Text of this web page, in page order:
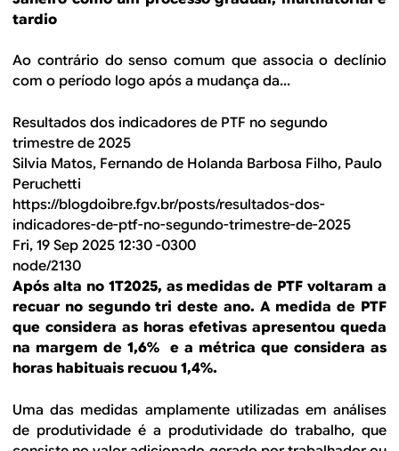
tardio
Ao contrário do senso comum que associa o declínio
com o período logo após a mudança da...
Resultados dos indicadores de PTF no segundo
trimestre de 2025
Silvia Matos, Fernando de Holanda Barbosa Filho, Paulo
Peruchetti
https://blogdoibre.fgv.br/posts/resultados-dos-
indicadores-de-ptf-no-segundo-trimestre-de-2025
Fri, 19 Sep 2025 12:30 -0300
node/2130
Após alta no 1T2025, as medidas de PTF voltaram a
recuar no segundo tri deste ano. A medida de PTF
que considera as horas efetivas apresentou queda
na margem de 1,6% e a métrica que considera as
horas habituais recuou 1,4%.
Uma das medidas amplamente utilizadas em análises
de produtividade é a produtividade do trabalho, que